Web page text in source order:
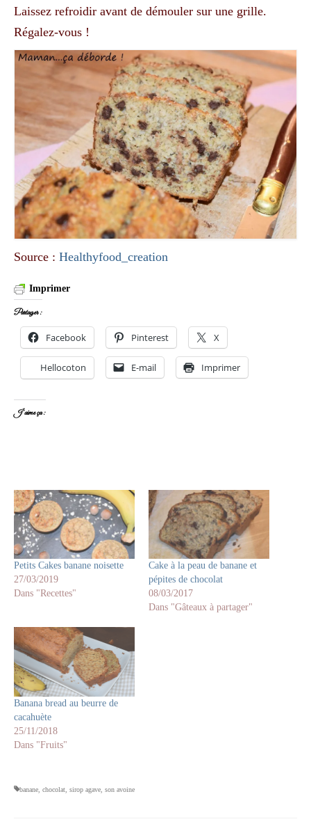
Laissez refroidir avant de démouler sur une grille.
Régalez-vous !
Source : Healthyfood_creation
Imprimer
Partager :
Facebook Pinterest X
Hellocoton E-mail Imprimer
J’aime ça :
Petits Cakes banane noisette
27/03/2019
Dans "Recettes"
Cake à la peau de banane et
pépites de chocolat
08/03/2017
Dans "Gâteaux à partager"
Banana bread au beurre de
cacahuète
25/11/2018
Dans "Fruits"
banane chocolat sirop agave son avoine